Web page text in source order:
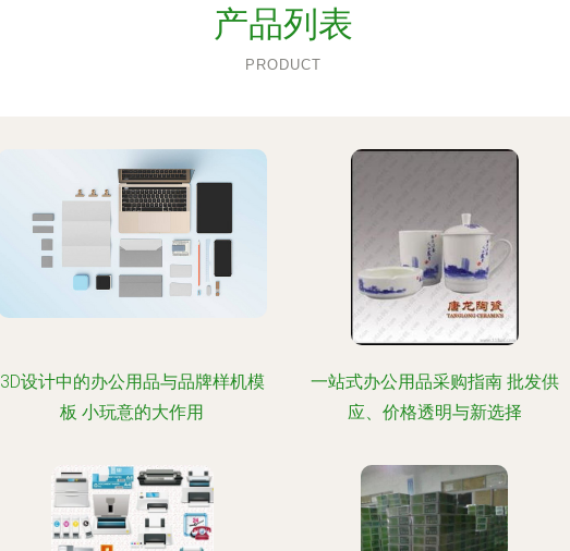
产品列表
PRODUCT
3D设计中的办公用品与品牌样机模
板 小玩意的大作用
一站式办公用品采购指南 批发供
应、价格透明与新选择